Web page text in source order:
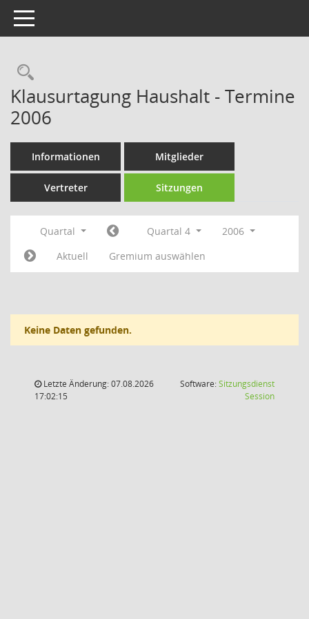
Toggle navigation
Rechercheauswahl
Klausurtagung Haushalt - Termine
2006
Informationen Mitglieder
Vertreter Sitzungen
Quartal Quartal 4
2006
Aktuell
Gremium auswählen
Keine Daten gefunden.
Letzte Änderung: 07.08.2026
17:02:15
Software:Sitzungsdienst
Session(Wird in